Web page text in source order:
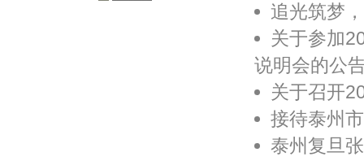
追光筑梦
关于参加
说明会的公
关于召开
接待泰州
泰州复旦